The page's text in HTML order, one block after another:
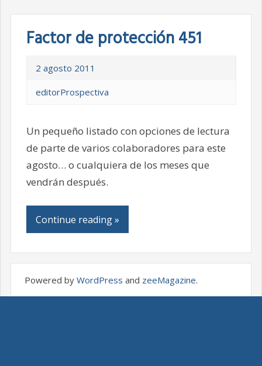
Factor de protección 451
2 agosto 2011
editorProspectiva
Un pequeño listado con opciones de lectura
de parte de varios colaboradores para este
agosto… o cualquiera de los meses que
vendrán después.
Continue reading »
Powered by WordPress and zeeMagazine.